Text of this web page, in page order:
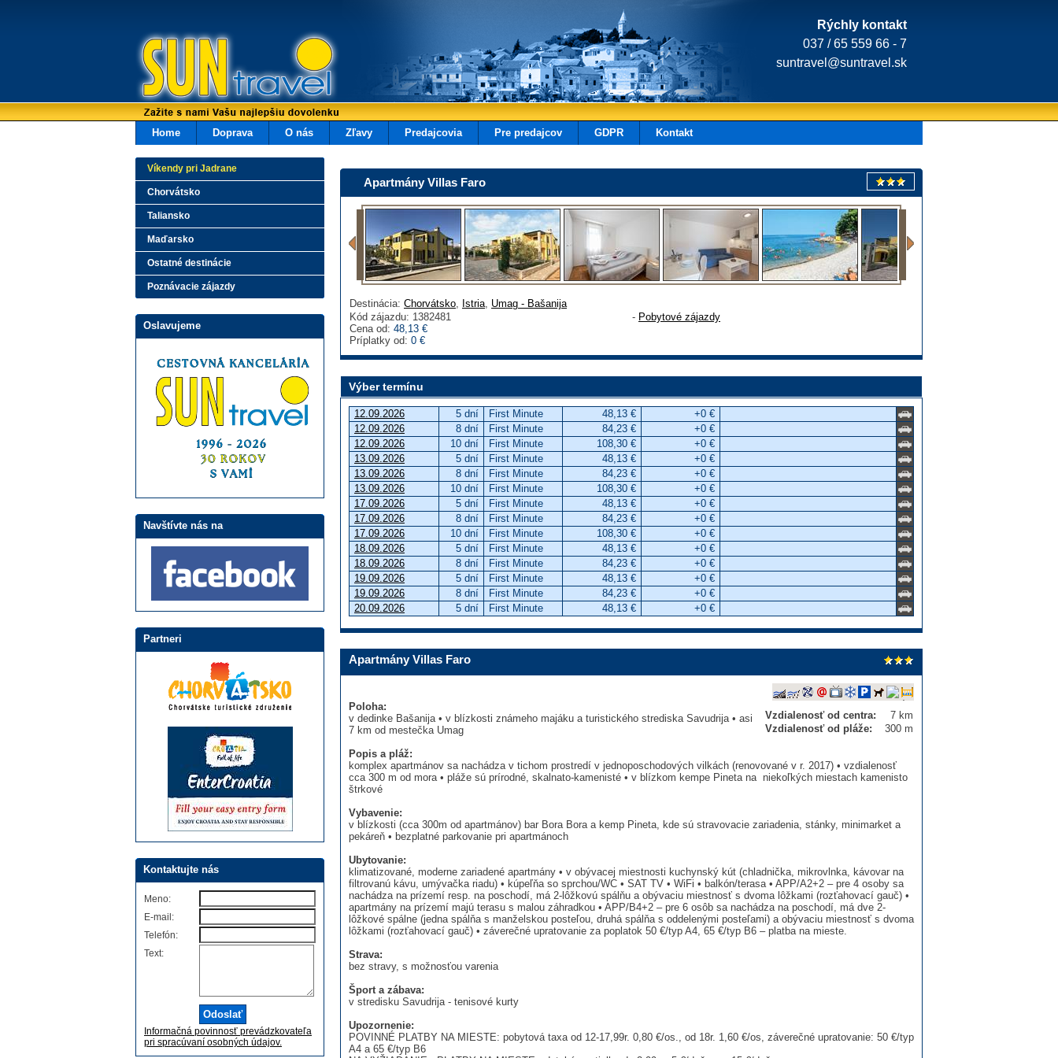
Rýchly kontakt
037 / 65 559 66 - 7
suntravel@suntravel.sk
Home Doprava O nás Zľavy Predajcovia Pre predajcov GDPR Kontakt
Apartmány Villas Faro
Destinácia: Chorvátsko, Istria, Umag - Bašanija
Kód zájazdu: 1382481
Cena od: 48,13 €
Príplatky od: 0 €
- Pobytové zájazdy
Výber termínu
12.09.2026 5 dní First Minute 48,13 €
+0 €
12.09.2026
8 dní First Minute 84,23 €
+0 €
12.09.2026
10 dní First Minute 108,30 €
+0 €
13.09.2026
5 dní First Minute 48,13 €
+0 €
13.09.2026
8 dní First Minute 84,23 €
+0 €
13.09.2026
10 dní First Minute 108,30 €
+0 €
17.09.2026
5 dní First Minute 48,13 €
+0 €
17.09.2026
8 dní First Minute 84,23 €
+0 €
17.09.2026
10 dní First Minute 108,30 €
+0 €
18.09.2026
5 dní First Minute 48,13 €
+0 €
18.09.2026
8 dní First Minute 84,23 €
+0 €
19.09.2026
5 dní First Minute 48,13 €
+0 €
19.09.2026
8 dní First Minute 84,23 €
+0 €
20.09.2026
5 dní First Minute 48,13 € +0 €
Apartmány Villas Faro
Vzdialenosť od centra:
7 km
Vzdialenosť od pláže:
300 m
Poloha:
v dedinke Bašanija • v blízkosti známeho majáku a turistického strediska Savudrija • asi
7 km od mestečka Umag
Popis a pláž:
komplex apartmánov sa nachádza v tichom prostredí v jednoposchodových vilkách (renovované v r. 2017) • vzdialenosť
cca 300 m od mora • pláže sú prírodné, skalnato-kamenisté • v blízkom kempe Pineta na niekoľkých miestach kamenisto
štrkové
Vybavenie:
v blízkosti (cca 300m od apartmánov) bar Bora Bora a kemp Pineta, kde sú stravovacie zariadenia, stánky, minimarket a
pekáreň • bezplatné parkovanie pri apartmánoch
Ubytovanie:
klimatizované, moderne zariadené apartmány • v obývacej miestnosti kuchynský kút (chladnička, mikrovlnka, kávovar na
filtrovanú kávu, umývačka riadu) • kúpeľňa so sprchou/WC • SAT TV • WiFi • balkón/terasa • APP/A2+2 – pre 4 osoby sa
nachádza na prízemí resp. na poschodí, má 2-lôžkovú spálňu a obývaciu miestnosť s dvoma lôžkami (rozťahovací gauč) •
apartmány na prízemí majú terasu s malou záhradkou • APP/B4+2 – pre 6 osôb sa nachádza na poschodí, má dve 2-
lôžkové spálne (jedna spálňa s manželskou posteľou, druhá spálňa s oddelenými posteľami) a obývaciu miestnosť s dvoma
lôžkami (rozťahovací gauč) • záverečné upratovanie za poplatok 50 €/typ A4, 65 €/typ B6 – platba na mieste.
Strava:
bez stravy, s možnosťou varenia
Šport a zábava:
v stredisku Savudrija - tenisové kurty
Upozornenie:
POVINNÉ PLATBY NA MIESTE: pobytová taxa od 12-17,99r. 0,80 €/os., od 18r. 1,60 €/os, záverečné upratovanie: 50 €/typ
A4 a 65 €/typ B6
Víkendy pri Jadrane
Chorvátsko
Taliansko
Maďarsko
Ostatné destinácie
Poznávacie zájazdy
Oslavujeme
Navštívte nás na
Partneri
Kontaktujte nás
Meno:
E-mail:
Telefón:
Text:
Informačná povinnosť prevádzkovateľa
pri spracúvaní osobných údajov.